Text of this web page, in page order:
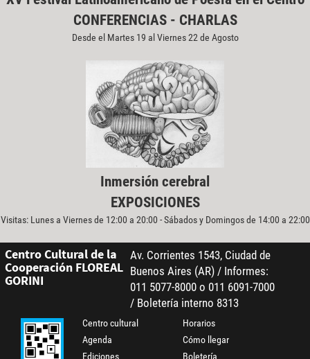
CONFERENCIAS - CHARLAS
Desde el Martes 19 al Viernes 22 de Agosto
Inmersión cerebral
EXPOSICIONES
Visitas: Lunes a Viernes de 12:00 a 20:00 - Sábados y Domingos de 14:00 a 22:00
Centro Cultural de la
Cooperación FLOREAL
GORINI
Av. Corrientes 1543, Ciudad de
Buenos Aires (AR) / Informes:
011 5077-8000 o 011 6091-7000
/ Boletería interno 8313
Centro cultural
Agenda
Ediciones
Horarios
Cómo llegar
Boletería